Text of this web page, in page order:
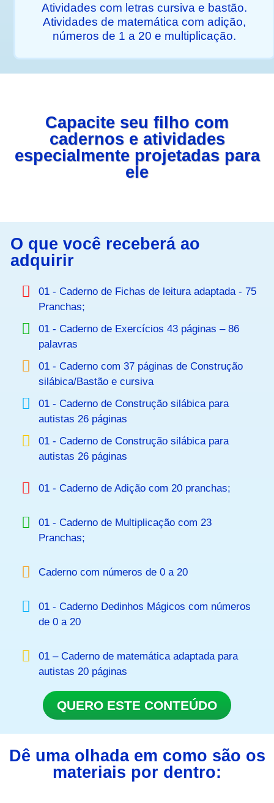
Atividades com letras cursiva e bastão.
Atividades de matemática com adição,
números de 1 a 20 e multiplicação.
Capacite seu filho com
cadernos e atividades
especialmente projetadas para
ele
O que você receberá ao
adquirir
01 - Caderno de Fichas de leitura adaptada - 75
Pranchas;
01 - Caderno de Exercícios 43 páginas – 86
palavras
01 - Caderno com 37 páginas de Construção
silábica/Bastão e cursiva
01 - Caderno de Construção silábica para
autistas 26 páginas
01 - Caderno de Construção silábica para
autistas 26 páginas
01 - Caderno de Adição com 20 pranchas;
01 - Caderno de Multiplicação com 23
Pranchas;
Caderno com números de 0 a 20
01 - Caderno Dedinhos Mágicos com números
de 0 a 20
01 – Caderno de matemática adaptada para
autistas 20 páginas
QUERO ESTE CONTEÚDO
Dê uma olhada em como são os
materiais por dentro: